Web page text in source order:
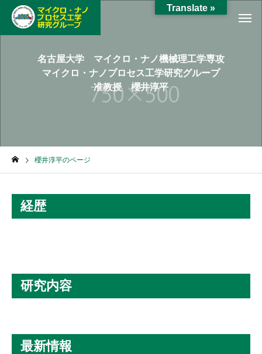
名古屋大学 マイクロ・ナノ機械理工学専攻
マイクロ・ナノプロセス工学研究グループ
准教授 櫻井淳平
櫻井淳平のページ
経歴
研究内容
最新情報
Translate »